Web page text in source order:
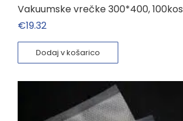
Vakuumske vrečke 300*400, 100kos
€19.32
Dodaj v košarico